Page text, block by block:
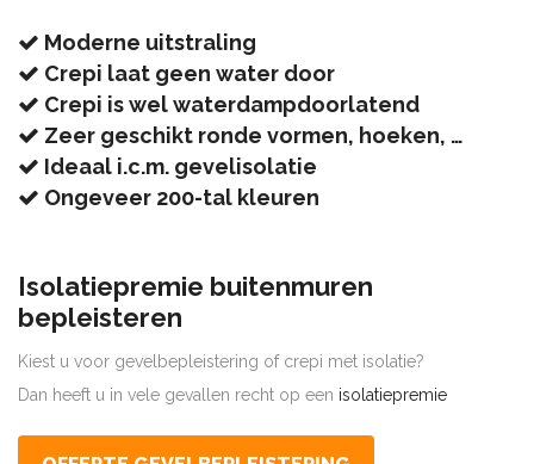
Moderne uitstraling
Crepi laat geen water door
Crepi is wel waterdampdoorlatend
Zeer geschikt ronde vormen, hoeken, …
Ideaal i.c.m. gevelisolatie
Ongeveer 200-tal kleuren
Isolatiepremie buitenmuren
bepleisteren
Kiest u voor gevelbepleistering of crepi met isolatie?
Dan heeft u in vele gevallen recht op een isolatiepremie